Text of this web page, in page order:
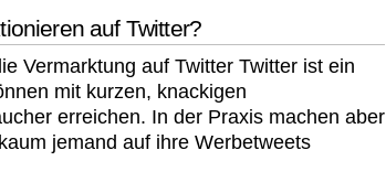
auf Twitter?
Vermarktung auf Twitter Twitter ist ein
mit kurzen, knackigen
erreichen. In der Praxis machen aber
jemand auf ihre Werbetweets